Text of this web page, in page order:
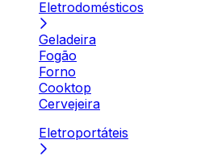
Eletrodomésticos
Geladeira
Fogão
Forno
Cooktop
Cervejeira
Eletroportáteis